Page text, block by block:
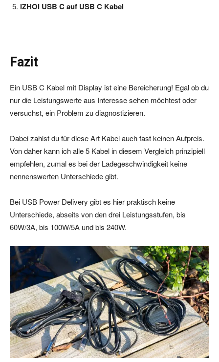
IZHOI USB C auf USB C Kabel
Fazit
Ein USB C Kabel mit Display ist eine Bereicherung! Egal ob du
nur die Leistungswerte aus Interesse sehen möchtest oder
versuchst, ein Problem zu diagnostizieren.
Dabei zahlst du für diese Art Kabel auch fast keinen Aufpreis.
Von daher kann ich alle 5 Kabel in diesem Vergleich prinzipiell
empfehlen, zumal es bei der Ladegeschwindigkeit keine
nennenswerten Unterschiede gibt.
Bei USB Power Delivery gibt es hier praktisch keine
Unterschiede, abseits von den drei Leistungsstufen, bis
60W/3A, bis 100W/5A und bis 240W.